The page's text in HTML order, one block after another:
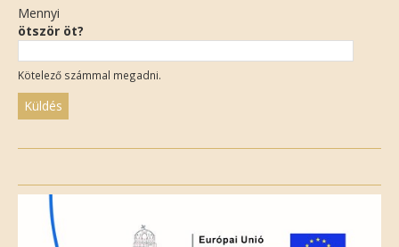
Mennyi
ötször öt?
Kötelező számmal megadni.
field
empty.